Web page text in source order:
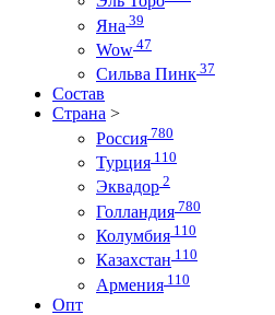
Яна 39
Wow 47
Сильва Пинк 37
Состав
Страна >
Россия 780
Турция 110
Эквадор 2
Голландия 780
Колумбия 110
Казахстан 110
Армения 110
Опт